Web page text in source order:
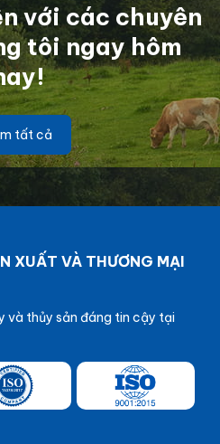
với các chuyên
tôi ngay hôm
tất cả
XUẤT VÀ THƯƠNG MẠI
và thủy sản đáng tin cậy tại